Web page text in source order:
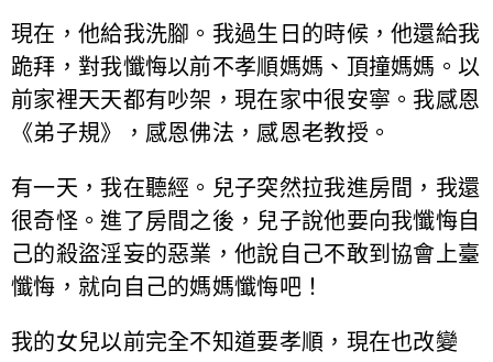
現在，他給我洗腳。我過生日的時候，他還給我
跪拜，對我懺悔以前不孝順媽媽、頂撞媽媽。以
前家裡天天都有吵架，現在家中很安寧。我感恩
《弟子規》，感恩佛法，感恩老教授。
有一天，我在聽經。兒子突然拉我進房間，我還
很奇怪。進了房間之後，兒子說他要向我懺悔自
己的殺盜淫妄的惡業，他說自己不敢到協會上臺
懺悔，就向自己的媽媽懺悔吧！
我的女兒以前完全不知道要孝順，現在也改變